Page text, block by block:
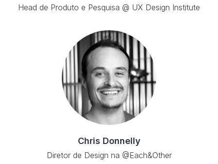
Head de Produto e Pesquisa @ UX Design Institute
Chris Donnelly
Diretor de Design na @Each&Other